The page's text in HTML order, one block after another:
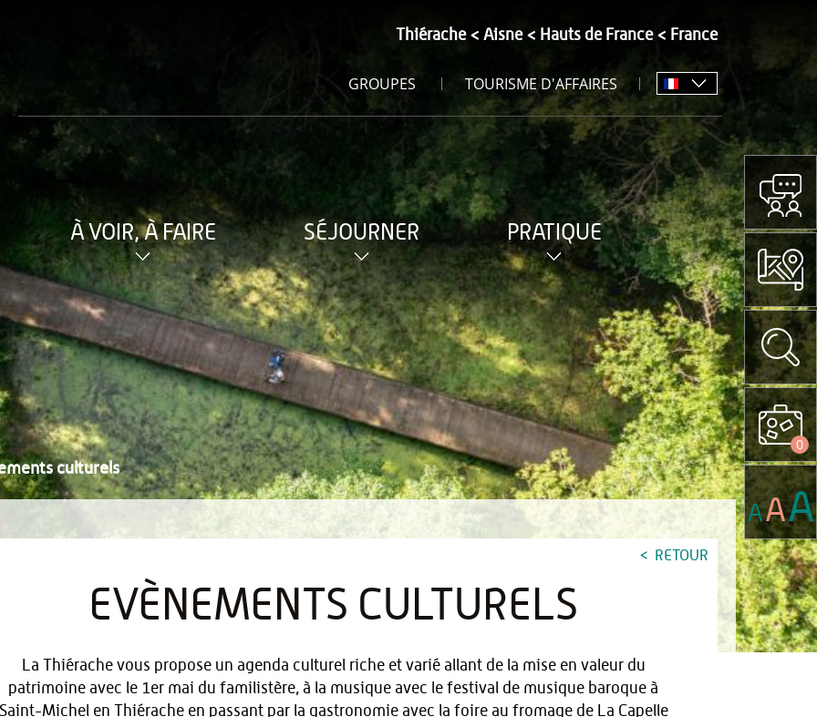
Thiérache Aisne Hauts de France France
GROUPES TOURISME D'AFFAIRES
À VOIR, À FAIRE SÉJOURNER PRATIQUE
culturels
RETOUR
EVÈNEMENTS CULTURELS
La Thiérache vous propose un agenda culturel riche et varié allant de la mise en valeur du
patrimoine avec le 1er mai du familistère, à la musique avec le festival de musique baroque à
Michel en Thiérache en passant par la gastronomie avec la foire au fromage de La Capelle
0
AAA